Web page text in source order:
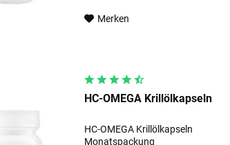
Merken
HC-OMEGA Krillölkapseln
HC-OMEGA Krillölkapseln
Monatspackung